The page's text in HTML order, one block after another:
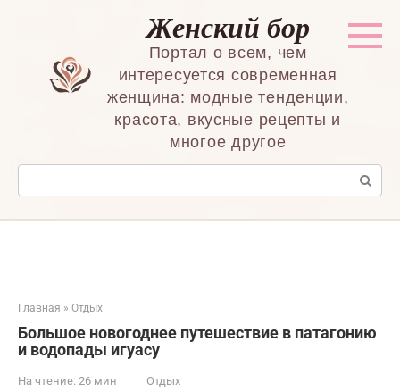
Женский бор
Портал о всем, чем
интересуется современная
женщина: модные тенденции,
красота, вкусные рецепты и
многое другое
Поиск:
Главная » Отдых
Большое новогоднее путешествие в патагонию
и водопады игуасу
На чтение: 26 мин Отдых